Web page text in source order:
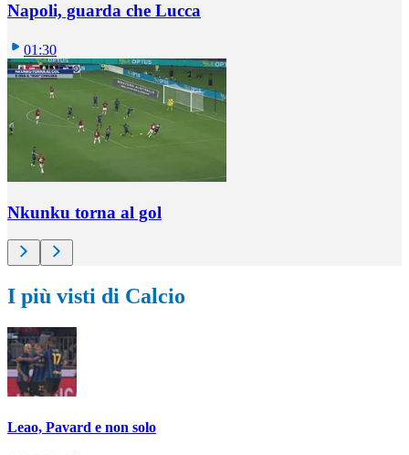
Napoli, guarda che Lucca
01:30
Nkunku torna al gol
I più visti di Calcio
Leao, Pavard e non solo